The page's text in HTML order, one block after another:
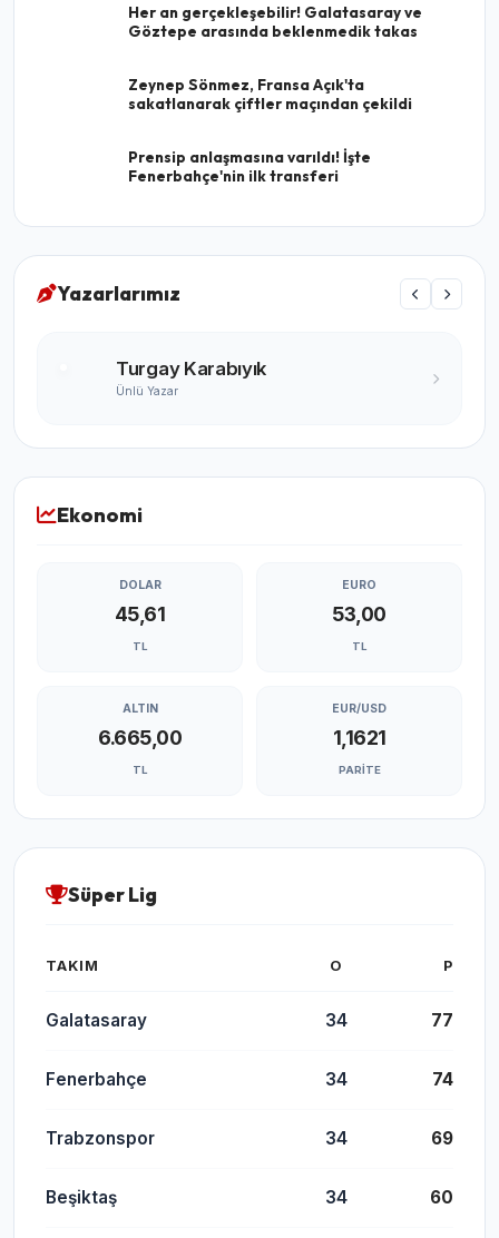
Her an gerçekleşebilir! Galatasaray ve
Göztepe arasında beklenmedik takas
Zeynep Sönmez, Fransa Açık'ta
sakatlanarak çiftler maçından çekildi
Prensip anlaşmasına varıldı! İşte
Fenerbahçe'nin ilk transferi
Yazarlarımız
Turgay Karabıyık
Ünlü Yazar
Ekonomi
DOLAR
45,61
TL
EURO
53,00
TL
ALTIN
6.665,00
TL
EUR/USD
1,1621
PARITE
Süper Lig
TAKIM O P
Galatasaray 34 77
Fenerbahçe 34 74
Trabzonspor 34 69
Beşiktaş 34 60